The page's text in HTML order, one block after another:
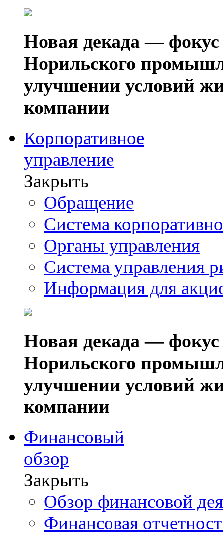
Новая декада — фокус
Норильского
улучшении условий
компании
Корпоративное
управление
Закрыть
Обращение
Система
Органы управления
Система управления
Информация для
Новая декада — фокус
Норильского
улучшении условий
компании
Финансовый
обзор
Закрыть
Обзор финансовой
Финансовая